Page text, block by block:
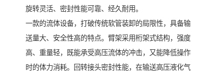
旋转灵活、密封性能可靠、经久耐用。
一款的流体设备，打破传统软管装卸的局限性，具备输
送量大、安全性高的特点。臂架采用桁架式结构，强度
高、重量轻，既能承受高压流体的冲击，又能降低操作
时的体力消耗。回转接头密封性能，在输送高压液化气